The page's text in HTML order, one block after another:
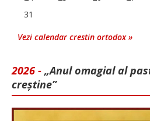
31
Vezi calendar crestin ortodox »
2026 - „Anul omagial al
creștine”